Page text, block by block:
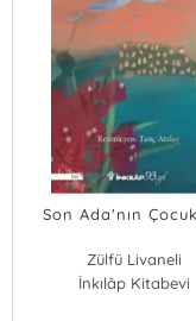
Son Ada'nın
Zülfü Livaneli
İnkılâp Kitabevi